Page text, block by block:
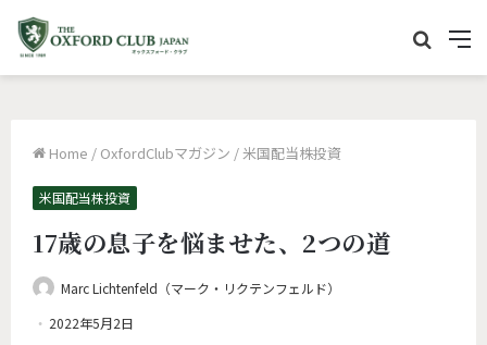
M
e
イ
Home / OxfordClubマガジン /米国配当株投資
米国配当株投資
17歳の息子を悩ませた、2つの道
Marc Lichtenfeld（マーク・リクテンフェルド）
2022年5月2日